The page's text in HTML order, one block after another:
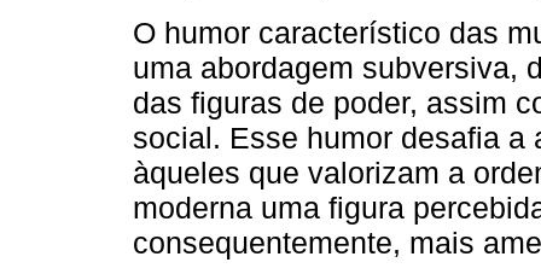
O humor característico das
uma abordagem subversiva,
das figuras de poder, assim
social. Esse humor desafia a
àqueles que valorizam a
moderna uma figura
consequentemente, mais